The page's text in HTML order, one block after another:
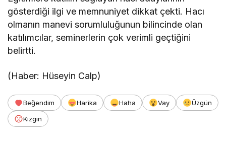
gösterdiği ilgi ve memnuniyet dikkat çekti. Hacı
olmanın manevi sorumluluğunun bilincinde olan
katılımcılar, seminerlerin çok verimli geçtiğini
belirtti.
(Haber: Hüseyin Calp)
Beğendim Harika Haha Vay
Üzgün
Kızgın